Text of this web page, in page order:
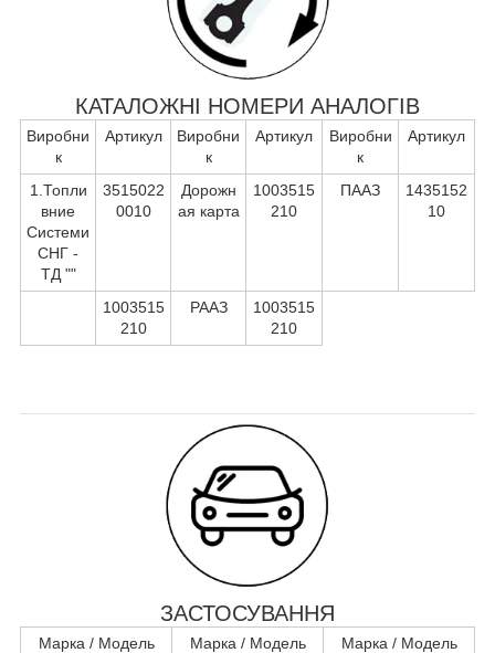
КАТАЛОЖНІ НОМЕРИ АНАЛОГІВ
Виробни
к
Артикул
Виробни
к
Артикул
Виробни
к
Артикул
1.Топли
вние
Системи
СНГ -
ТД ""
3515022
0010
Дорожн
ая карта
1003515
210
ПААЗ
1435152
10
1003515
210
РААЗ
1003515
210
ЗАСТОСУВАННЯ
Марка / Модель Марка / Модель
Марка / Модель